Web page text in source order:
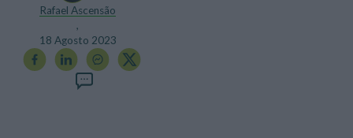
Rafael Ascensão
,
18 Agosto 2023